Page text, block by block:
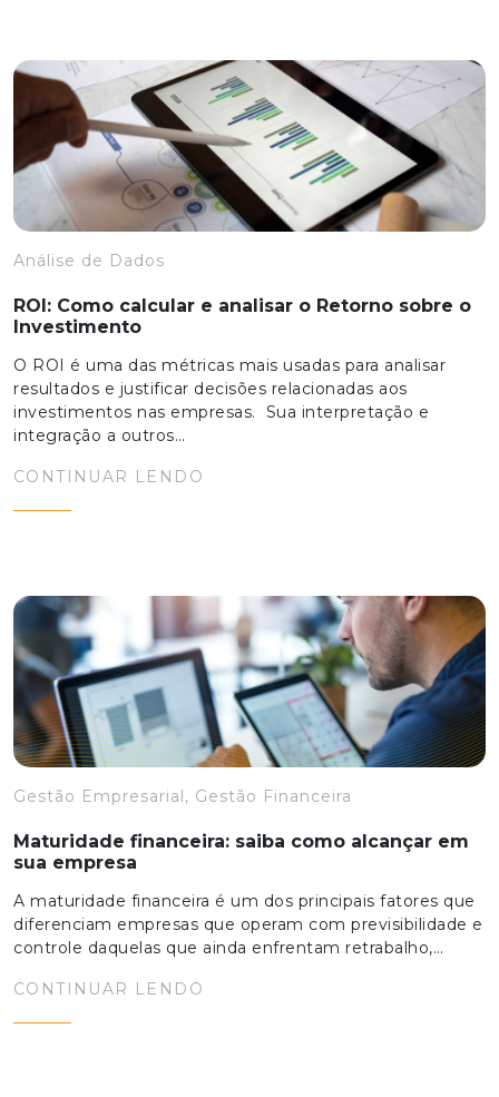
Análise de Dados
ROI: Como calcular e analisar o Retorno sobre o
Investimento
O ROI é uma das métricas mais usadas para analisar
resultados e justificar decisões relacionadas aos
investimentos nas empresas. Sua interpretação e
integração a outros…
CONTINUAR LENDO
Gestão Empresarial, Gestão Financeira
Maturidade financeira: saiba como alcançar em
sua empresa
A maturidade financeira é um dos principais fatores que
diferenciam empresas que operam com previsibilidade e
controle daquelas que ainda enfrentam retrabalho,…
CONTINUAR LENDO